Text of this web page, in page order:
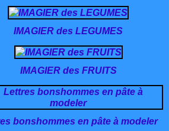
IMAGIER des LEGUMES
IMAGIER des FRUITS
bonshommes en pâte à modeler